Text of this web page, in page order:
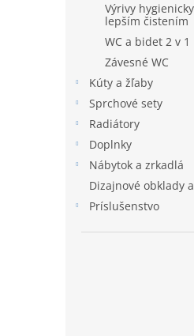
Výrivy
lepším čistením
WC a bidet 2 v 1
Závesné WC
Kúty a žľaby
Sprchové sety
Radiátory
Doplnky
Nábytok a zrkadlá
Dizajnové obklady
Príslušenstvo